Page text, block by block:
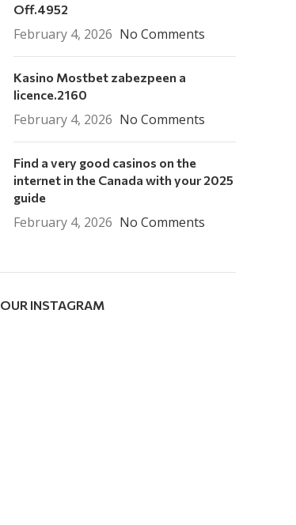
Off.4952
February 4, 2026 No Comments
Kasino Mostbet zabezpeen a
licence.2160
February 4, 2026 No Comments
Find a very good casinos on the
internet in the Canada with your 2025
guide
February 4, 2026 No Comments
OUR INSTAGRAM